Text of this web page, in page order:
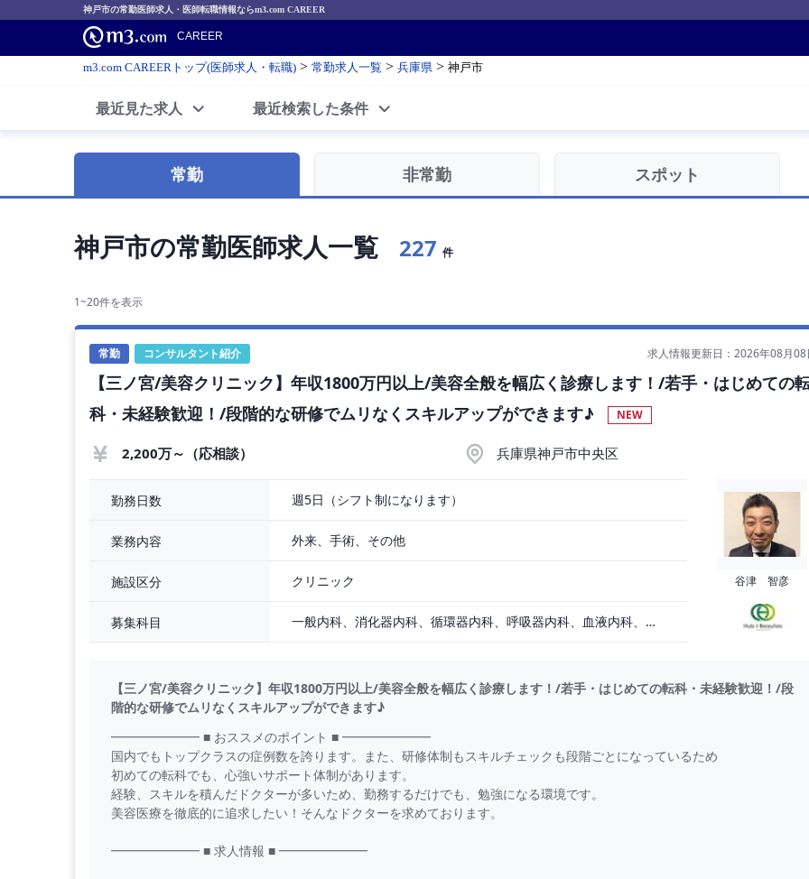
神戸市の常勤医師求人・医師転職情報ならm3.com CAREER
CAREER
m3.com CAREERトップ(医師求人・転職) > 常勤求人一覧 > 兵庫県 > 神戸市
最近見た求人 最近検索した条件
常勤 非常勤 スポット
神戸市の常勤医師求人一覧 227 件
1~20件を表示
常勤 コンサルタント紹介 求人情報更新日：2026年08月08
【三ノ宮/美容クリニック】年収1800万円以上/美容全般を幅広く診療します！/若手・はじめての
科・未経験歓迎！/段階的な研修でムリなくスキルアップができます♪
NEW
2,200万～（応相談） 兵庫県神戸市中央区
勤務日数 週5日（シフト制になります）
業務内容 外来、手術、その他
施設区分 クリニック
募集科目 一般内科、消化器内科、循環器内科、呼吸器内科、血液内科、心療内科、脳神経内科、内分泌内科、老人内科、一般外科、消化器外科、心臓外科、呼吸器外科、脳神経外科、整形外科、形成外科、リハビリテーション科、小児科、産婦人科、婦人科、精神科、眼科、耳鼻咽喉科、皮膚科、泌尿器科、放射線科、人工透析、麻酔科、美容外科、人間ドック・検診、その他
谷津 智彦
【三ノ宮/美容クリニック】年収1800万円以上/美容全般を幅広く診療します！/若手・はじめての転科・未経験歓迎！/段
階的な研修でムリなくスキルアップができます♪
━━━━━━━ ■ おススメのポイント ■ ━━━━━━━
国内でもトップクラスの症例数を誇ります。また、研修体制もスキルチェックも段階ごとになっているため
初めての転科でも、心強いサポート体制があります。
経験、スキルを積んだドクターが多いため、勤務するだけでも、勉強になる環境です。
美容医療を徹底的に追求したい！そんなドクターを求めております。
━━━━━━━ ■ 求人情報 ■ ━━━━━━━